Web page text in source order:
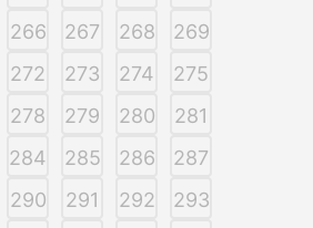
266 267 268
269
272 273 274
275
278 279 280
281
284 285 286
287
290 291 292
293